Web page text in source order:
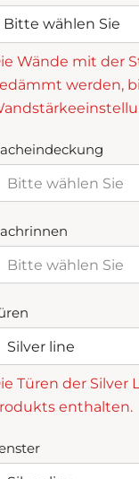
Bitte wählen Sie
Wände mit der
werden,
Türen der Silver
enthalten.